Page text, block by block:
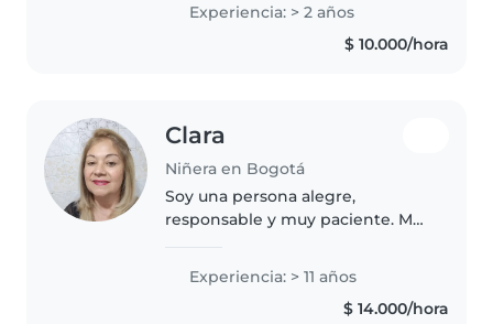
He Trabajado En Jardines Y Casas
Estoy Disponible Ya Sea Para
Experiencia: > 2 años
$ 10.000/hora
Clara
Niñera en Bogotá
Soy una persona alegre,
responsable y muy paciente. Me
porque veo el mundo un poco
más creativo cuando estoy con
ellos, y disfruto ayudándolos a
Experiencia: > 11 años
$ 14.000/hora